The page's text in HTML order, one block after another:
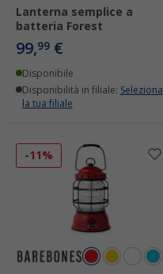
Lanterna semplice a
batteria Forest
99,99 €
Disponibile
Disponibilità in filiale: Seleziona
la tua filiale
-11%